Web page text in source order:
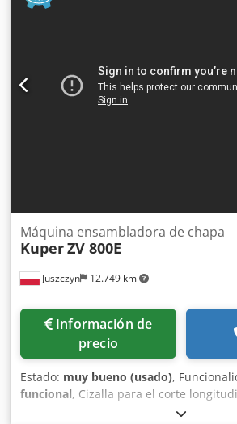
columna: 900 mm Peso aproximado:
Juszczyn 12.749 km
Máquina ensambladora de chapa
KuperZV 800E
Información de
precio
Estado: muy bueno (usado),
funcional, Cizalla para el corte
Kuper ZV800E Ancho de corte: 800 mm